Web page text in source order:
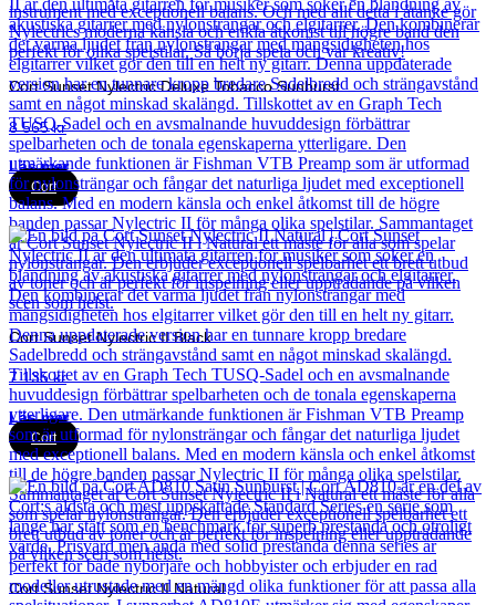
Cort Sunset Nylectric Deluxe Tobacco Sunburst
8 565kr
Läs mer
Cort
Cort Sunset Nylectric II Black
7 135kr
Läs mer
Cort
Cort Sunset Nylectric II Natural